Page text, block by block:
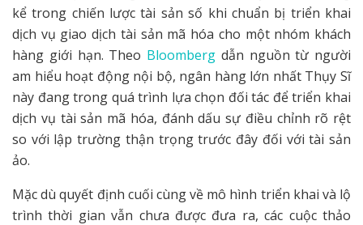
kể trong chiến lược tài sản số khi chuẩn bị triển khai
dịch vụ giao dịch tài sản mã hóa cho một nhóm khách
hàng giới hạn. Theo Bloomberg dẫn nguồn từ người
am hiểu hoạt động nội bộ, ngân hàng lớn nhất Thụy Sĩ
này đang trong quá trình lựa chọn đối tác để triển khai
dịch vụ tài sản mã hóa, đánh dấu sự điều chỉnh rõ rệt
so với lập trường thận trọng trước đây đối với tài sản
ảo.
Mặc dù quyết định cuối cùng về mô hình triển khai và lộ
trình thời gian vẫn chưa được đưa ra, các cuộc thảo